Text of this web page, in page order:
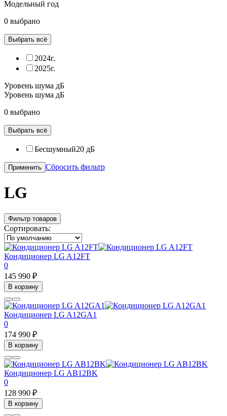
Модельный год
0 выбрано
Выбрать всё
2024г.
2025г.
Уровень шума дБ
Уровень шума дБ
0 выбрано
Выбрать всё
Бесшумный20 дБ
Применить Сбросить фильтр
LG
Фильтр товаров
Сортировать:
Кондиционер LG A12FT
0
145 990 ₽
В корзину
Кондиционер LG A12GA1
0
174 990 ₽
В корзину
Кондиционер LG AB12BK
0
128 990 ₽
В корзину